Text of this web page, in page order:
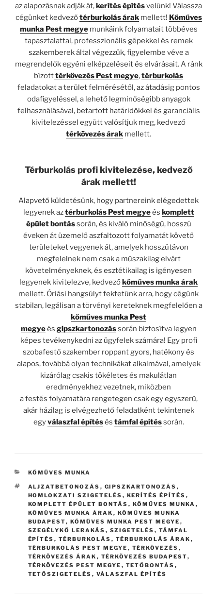
az alapozásnak adják át,kerítés építésvelünk! Válassza
cégünket kedvezőtérburkolás árakmellett! Kőműves
munka Pest megyemunkáink folyamatait többéves
tapasztalattal, professzionális gépekkel és remek
szakemberek által végezzük, figyelembe véve a
megrendelők egyéni elképzeléseit és elvárásait. A ránk
bízotttérkövezés Pest megye,térburkolás
feladatokat a terület felmérésétől, az átadásig pontos
odafigyeléssel, a lehető legminőségibb anyagok
felhasználásával, betartott határidőkkel és garanciális
kivitelezéssel együtt valósítjuk meg, kedvező
térkövezés árak mellett.
Térburkolás profi kivitelezése, kedvező
árak mellett!
Alapvető küldetésünk, hogy partnereink elégedettek
legyenek aztérburkolás Pest megyeés komplett
épület bontássorán, és kiváló minőségű, hosszú
éveken át üzemelő aszfaltozott folyamatát követő
területeket vegyenek át, amelyek hosszútávon
megfelelnek nem csak a műszakilag elvárt
követelményeknek, és esztétikailag is igényesen
legyenek kivitelezve, kedvezőkőműves munka árak
mellett. Óriási hangsúlyt fektetünk arra, hogy cégünk
stabilan, legálisan a törvényi kereteknek megfelelően a
kőműves munka Pest
megyeés gipszkartonozássorán biztosítva legyen
képes tevékenykedni az ügyfelek számára! Egy profi
szobafestő szakember roppant gyors, hatékony és
alapos, továbbá olyan technikákat alkalmával, amelyek
kizárólag csakis tökéletes és makulátlan
eredményekhez vezetnek, miközben
afestés folyamatára rengetegen csak egy egyszerű,
akár házilag is elvégezhető feladatként tekintenek
egyválaszfal építésés támfal építéssorán.
KATEGÓRIÁK
KŐMŰVES MUNKA
CÍMKÉK
ALJZATBETONOZÁS , GIPSZKARTONOZÁS ,
HOMLOKZATI SZIGETELÉS , KERÍTÉS ÉPÍTÉS ,
KOMPLETT ÉPÜLET BONTÁS , KŐMŰVES MUNKA ,
KŐMŰVES MUNKA ÁRAK , KŐMŰVES MUNKA
BUDAPEST, KŐMŰVES MUNKA PEST MEGYE ,
SZEGÉLYKŐ LERAKÁS , SZIGETELÉS , TÁMFAL
ÉPÍTÉS , TÉRBURKOLÁS , TÉRBURKOLÁS ÁRAK ,
TÉRBURKOLÁS PEST MEGYE , TÉRKÖVEZÉS ,
TÉRKÖVEZÉS ÁRAK , TÉRKÖVEZÉS BUDAPEST,
TÉRKÖVEZÉS PEST MEGYE , TETŐBONTÁS ,
TETŐSZIGETELÉS , VÁLASZFAL ÉPÍTÉS